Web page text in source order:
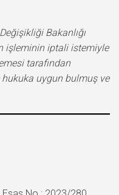
Bakanlığı
işleminin iptali istemiyle
tarafından
hukuka uygun bulmuş ve